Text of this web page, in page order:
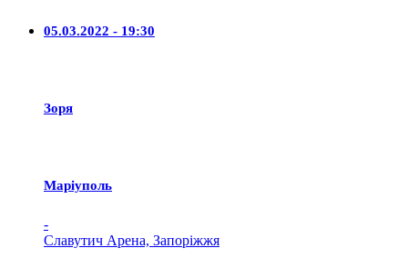
05.03.2022 - 19:30
Зоря
Маріуполь
-
Славутич Арена, Запоріжжя